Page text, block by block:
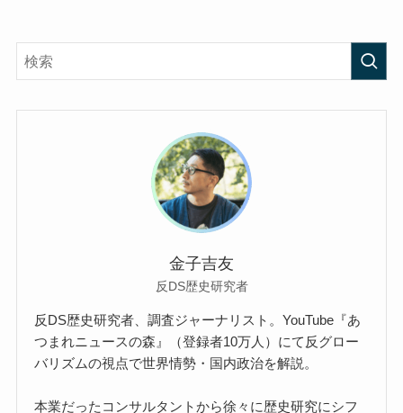
金子吉友
反DS歴史研究者
反DS歴史研究者、調査ジャーナリスト。YouTube『あ
つまれニュースの森』（登録者10万人）にて反グロー
バリズムの視点で世界情勢・国内政治を解説。
本業だったコンサルタントから徐々に歴史研究にシフ